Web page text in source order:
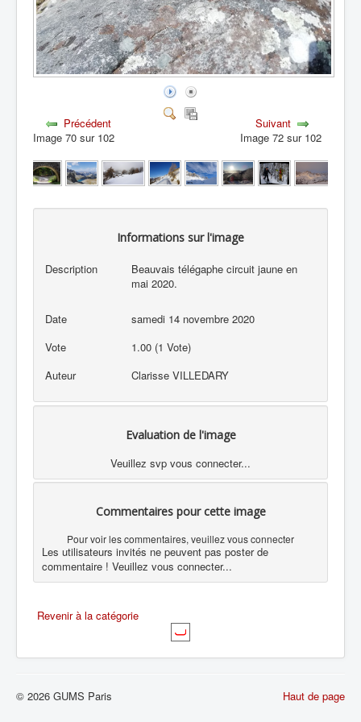
Précédent
Image 70 sur 102
Suivant
Image 72 sur 102
Informations sur l'image
Description
Beauvais télégaphe circuit jaune en
mai 2020.
Date
samedi 14 novembre 2020
Vote
1.00 (1 Vote)
Auteur
Clarisse VILLEDARY
Evaluation de l'image
Veuillez svp vous connecter...
Commentaires pour cette image
Pour voir les commentaires, veuillez vous connecter
Les utilisateurs invités ne peuvent pas poster de
commentaire ! Veuillez vous connecter...
Revenir à la catégorie
Haut de page
© 2026 GUMS Paris